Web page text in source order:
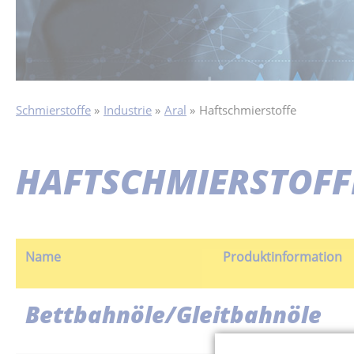
Schmierstoffe Industrie Aral Haftschmierstoffe
Name Produktinformation
Bettbahnöle/Gleitbahnöle